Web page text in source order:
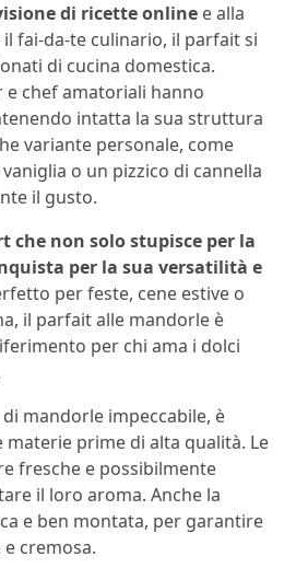
di ricette online e alla
fai-da-te culinario, il parfait si
di cucina domestica.
chef amatoriali hanno
intatta la sua struttura
variante personale, come
o un pizzico di cannella
il gusto.
che non solo stupisce per la
per la sua versatilità e
per feste, cene estive o
il parfait alle mandorle è
per chi ama i dolci
mandorle impeccabile, è
prime di alta qualità. Le
fresche e possibilmente
il loro aroma. Anche la
e ben montata, per garantire
cremosa.